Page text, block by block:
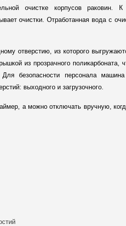
очистке корпусов раковин.
очистки. Отработанная вода с
отверстию, из которого
из прозрачного
Для безопасности персонала
выходного и загрузочного.
а можно отключать вручную,